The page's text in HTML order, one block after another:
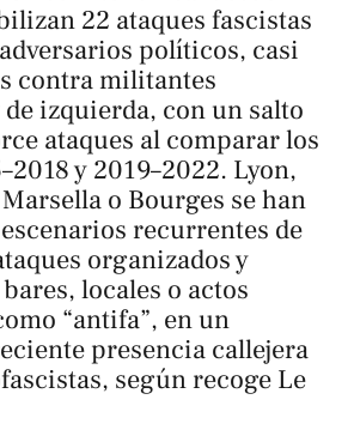
22 ataques fascistas
políticos, casi
contra militantes
izquierda, con un salto
ataques al comparar los
y 2019–2022. Lyon,
o Bourges se han
recurrentes de
organizados y
locales o actos
“antifa”, en un
presencia callejera
según recoge Le